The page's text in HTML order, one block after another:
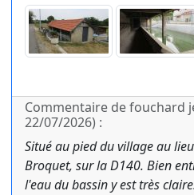
Commentaire de fouchard
22/07/2026) :
Situé au pied du village au
Broquet, sur la D140. Bien
l'eau du bassin y est très